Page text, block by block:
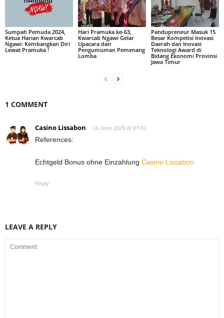
Sumpah Pemuda 2024,
Ketua Harian Kwarcab
Ngawi: Kembangkan Diri
Lewat Pramuka !
Hari Pramuka ke-63,
Kwarcab Ngawi Gelar
Upacara dan
Pengumuman Pemenang
Lomba
Pandupreneur Masuk 15
Besar Kompetisi Inovasi
Daerah dan Inovasi
Teknologi Award di
Bidang Ekonomi Provinsi
Jawa Timur
1 COMMENT
Casino Lissabon 16 June 2026 At 07:01
References:
Echtgeld Bonus ohne Einzahlung Casino Lissabon
Reply
LEAVE A REPLY